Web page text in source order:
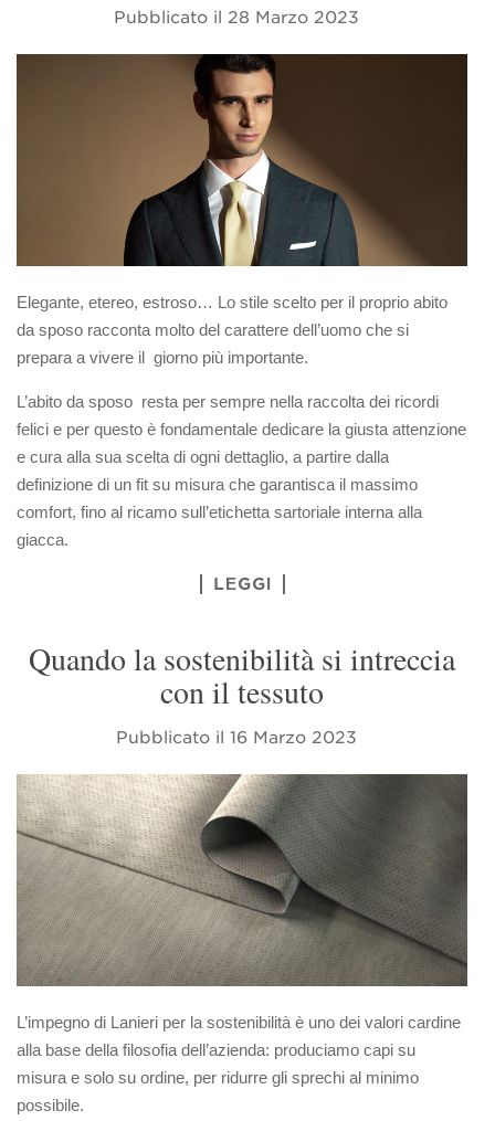
Pubblicato il 28 Marzo 2023
Elegante, etereo, estroso… Lo stile scelto per il proprio abito
da sposo racconta molto del carattere dell’uomo che si
prepara a vivere il giorno più importante.
L’abito da sposo resta per sempre nella raccolta dei ricordi
felici e per questo è fondamentale dedicare la giusta attenzione
e cura alla sua scelta di ogni dettaglio, a partire dalla
definizione di un fit su misura che garantisca il massimo
comfort, fino al ricamo sull’etichetta sartoriale interna alla
giacca.
LEGGI
Quando la sostenibilità si intreccia
con il tessuto
Pubblicato il 16 Marzo 2023
L’impegno di Lanieri per la sostenibilità è uno dei valori cardine
alla base della filosofia dell’azienda: produciamo capi su
misura e solo su ordine, per ridurre gli sprechi al minimo
possibile.